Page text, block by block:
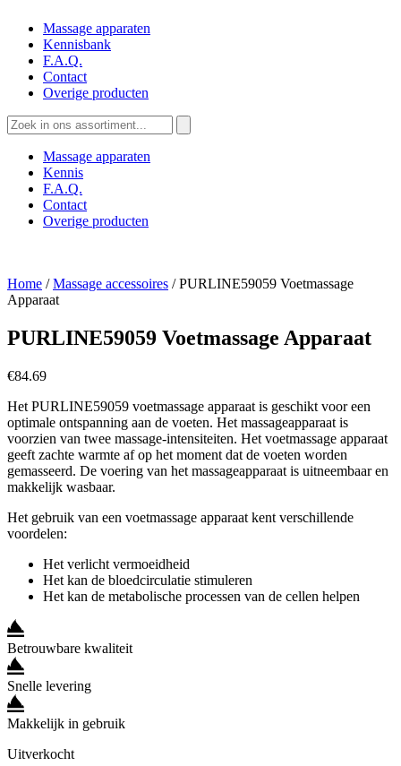
Massage apparaten
Kennisbank
F.A.Q.
Contact
Overige producten
Zoeken
naar:
Massage apparaten
Kennis
F.A.Q.
Contact
Overige producten
Home /Massage accessoires / PURLINE59059 Voetmassage
Apparaat
PURLINE59059 Voetmassage Apparaat
€84.69
Het PURLINE59059 voetmassage apparaat is geschikt voor een
optimale ontspanning aan de voeten. Het massageapparaat is
voorzien van twee massage-intensiteiten. Het voetmassage apparaat
geeft zachte warmte af op het moment dat de voeten worden
gemasseerd. De voering van het massageapparaat is uitneembaar en
makkelijk wasbaar.
Het gebruik van een voetmassage apparaat kent verschillende
voordelen:
Het verlicht vermoeidheid
Het kan de bloedcirculatie stimuleren
Het kan de metabolische processen van de cellen helpen
Betrouwbare kwaliteit
Snelle levering
Makkelijk in gebruik
Uitverkocht